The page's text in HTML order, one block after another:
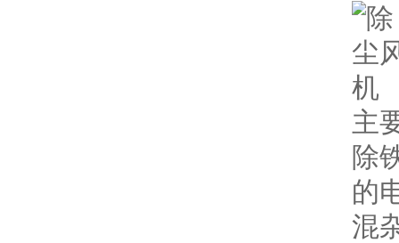
主
除
的
混